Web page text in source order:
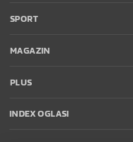
SPORT
MAGAZIN
PLUS
INDEX OGLASI